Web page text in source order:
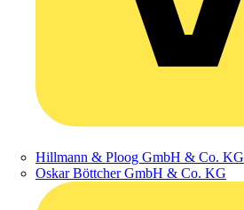
Hillmann & Ploog GmbH & Co. KG
Oskar Böttcher GmbH & Co. KG